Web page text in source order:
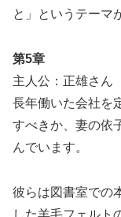
と」というテーマ
第5章
主人公：正雄さん
長年働いた会社を
すべきか、妻の依
んでいます。
彼らは図書室での
した羊毛フェルト